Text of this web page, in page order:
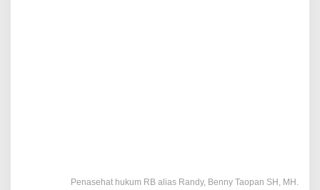
Penasehat hukum RB alias Randy, Benny Taopan SH, MH.